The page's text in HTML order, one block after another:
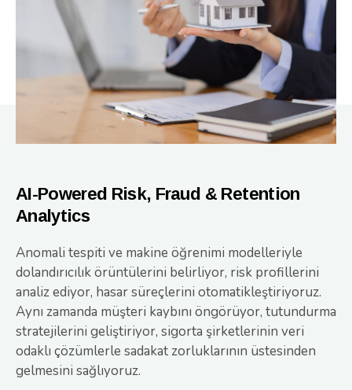
AI-Powered Risk, Fraud & Retention
Analytics
Anomali tespiti ve makine öğrenimi modelleriyle
dolandırıcılık örüntülerini belirliyor, risk profillerini
analiz ediyor, hasar süreçlerini otomatikleştiriyoruz.
Aynı zamanda müşteri kaybını öngörüyor, tutundurma
stratejilerini geliştiriyor, sigorta şirketlerinin veri
odaklı çözümlerle sadakat zorluklarının üstesinden
gelmesini sağlıyoruz.